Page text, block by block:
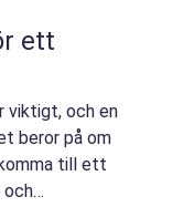
ett
viktigt, och en
beror på om
till ett
och